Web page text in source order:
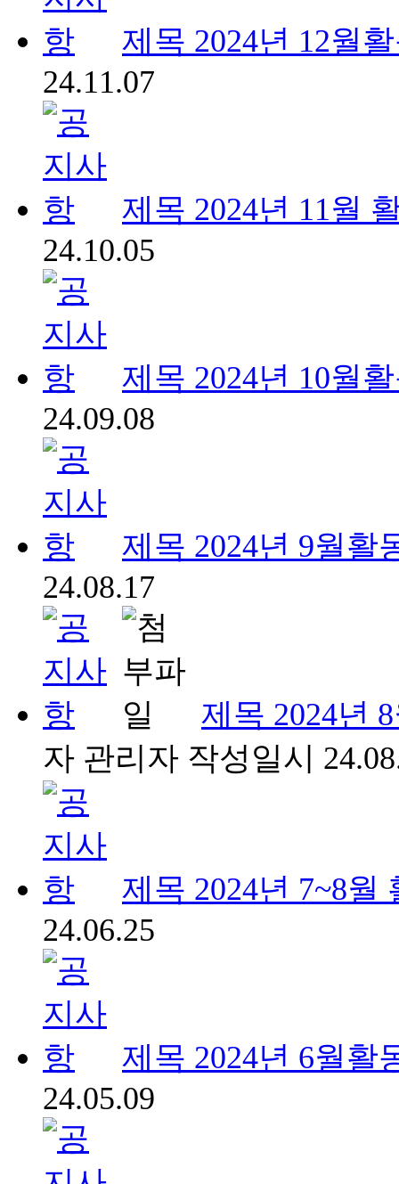
제목 2024년 12월
24.11.07
제목 2024년 11월
24.10.05
제목 2024년 10월
24.09.08
제목 2024년 9월활
24.08.17
제목 2024년
자 관리자 작성일시
제목 2024년 7~8월
24.06.25
제목 2024년 6월활
24.05.09